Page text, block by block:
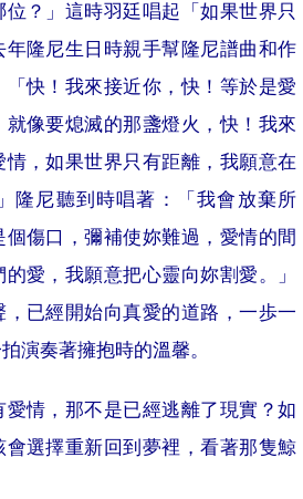
？」這時羽廷唱起「如果世界只
隆尼生日時親手幫隆尼譜曲和作
快！我來接近你，快！等於是愛
像要熄滅的那盞燈火，快！我來
，如果世界只有距離，我願意在
隆尼聽到時唱著：「我會放棄所
傷口，彌補使妳難過，愛情的間
愛，我願意把心靈向妳割愛。」
已經開始向真愛的道路，一歩一
演奏著擁抱時的溫馨。
情，那不是已經逃離了現實？如
選擇重新回到夢裡，看著那隻鯨